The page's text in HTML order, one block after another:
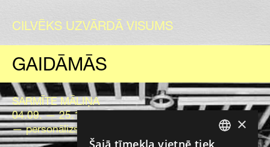
CILVĒKS UZVĀRDĀ VISUMS
GAIDĀMĀS
SARMĪTE MĀLIŅA
04.09. — 25.10.2026.
— personālizstāde
×
Šajā tīmekļa vietnē tiek